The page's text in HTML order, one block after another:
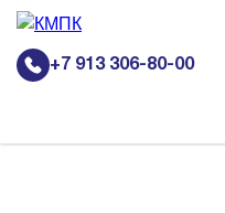
+7 913 306-80-00